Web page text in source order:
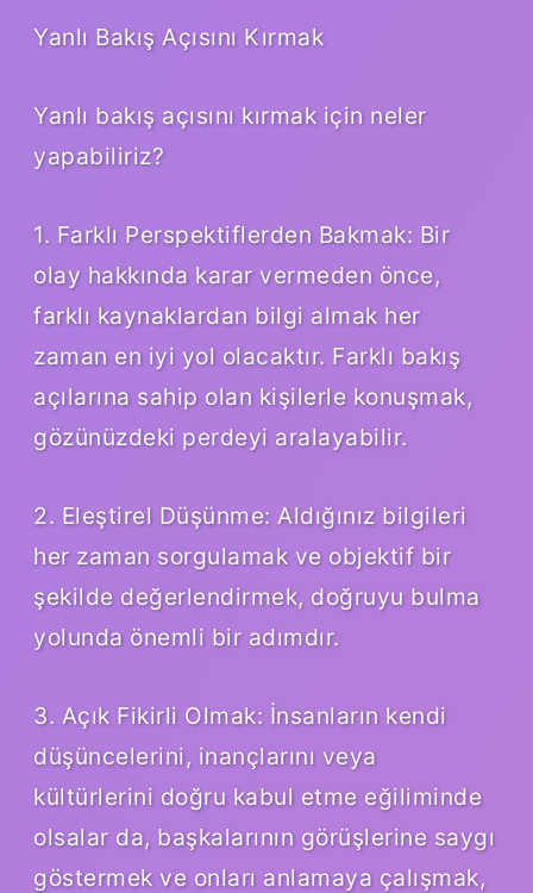
Yanlı Bakış Açısını Kırmak
Yanlı bakış açısını kırmak için neler
yapabiliriz?
1. Farklı Perspektiflerden Bakmak: Bir
olay hakkında karar vermeden önce,
farklı kaynaklardan bilgi almak her
zaman en iyi yol olacaktır. Farklı bakış
açılarına sahip olan kişilerle konuşmak,
gözünüzdeki perdeyi aralayabilir.
2. Eleştirel Düşünme: Aldığınız bilgileri
her zaman sorgulamak ve objektif bir
şekilde değerlendirmek, doğruyu bulma
yolunda önemli bir adımdır.
3. Açık Fikirli Olmak: İnsanların kendi
düşüncelerini, inançlarını veya
kültürlerini doğru kabul etme eğiliminde
olsalar da, başkalarının görüşlerine saygı
göstermek ve onları anlamaya çalışmak,